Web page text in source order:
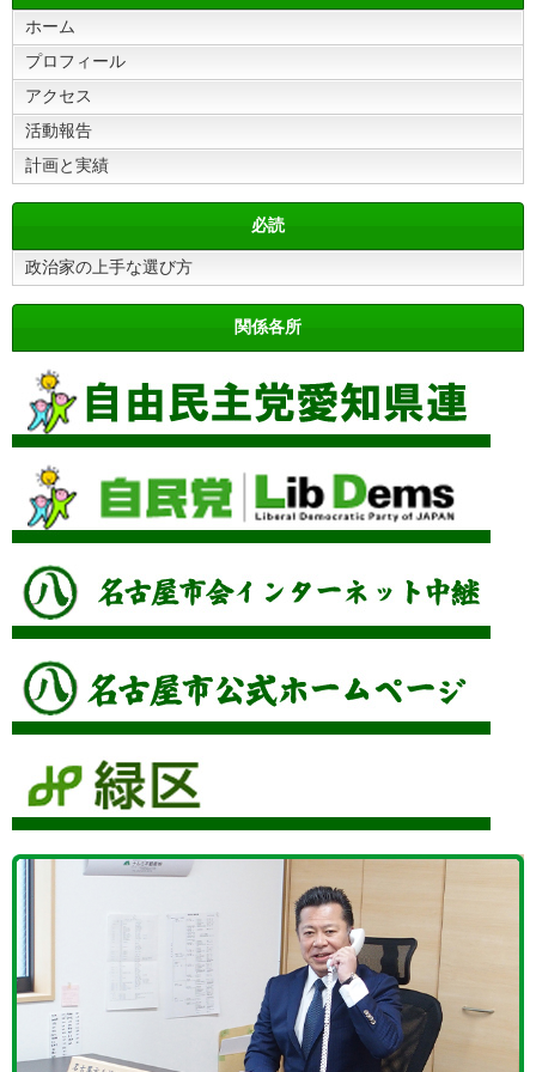
ホーム
プロフィール
アクセス
活動報告
計画と実績
必読
政治家の上手な選び方
関係各所